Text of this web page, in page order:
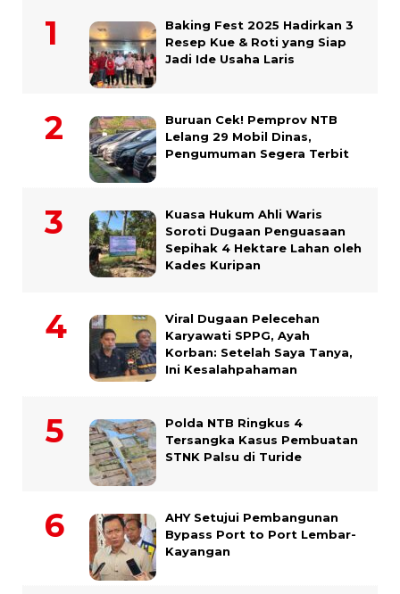
Baking Fest 2025 Hadirkan 3
Resep Kue & Roti yang Siap
Jadi Ide Usaha Laris
Buruan Cek! Pemprov NTB
Lelang 29 Mobil Dinas,
Pengumuman Segera Terbit
Kuasa Hukum Ahli Waris
Soroti Dugaan Penguasaan
Sepihak 4 Hektare Lahan oleh
Kades Kuripan
Viral Dugaan Pelecehan
Karyawati SPPG, Ayah
Korban: Setelah Saya Tanya,
Ini Kesalahpahaman
Polda NTB Ringkus 4
Tersangka Kasus Pembuatan
STNK Palsu di Turide
AHY Setujui Pembangunan
Bypass Port to Port Lembar-
Kayangan